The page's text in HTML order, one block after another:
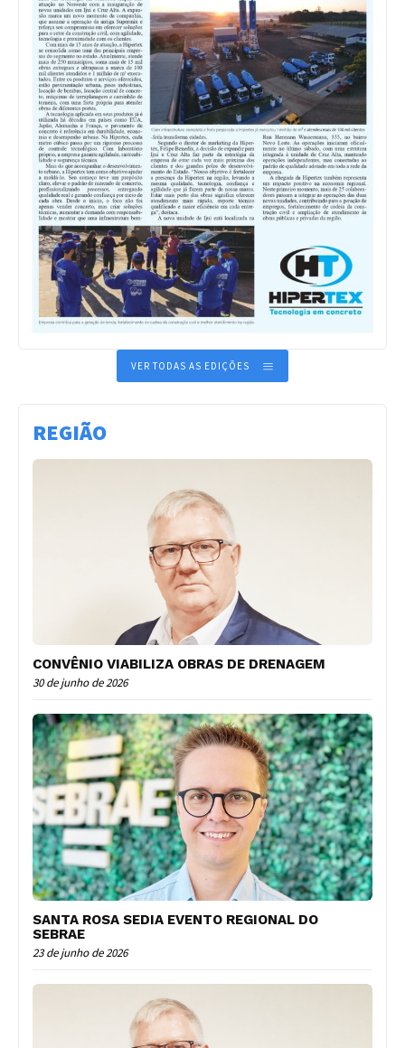
VER TODAS AS EDIÇÕES
REGIÃO
CONVÊNIO VIABILIZA OBRAS DE DRENAGEM
30 de junho de 2026
SANTA ROSA SEDIA EVENTO REGIONAL DO
SEBRAE
23 de junho de 2026